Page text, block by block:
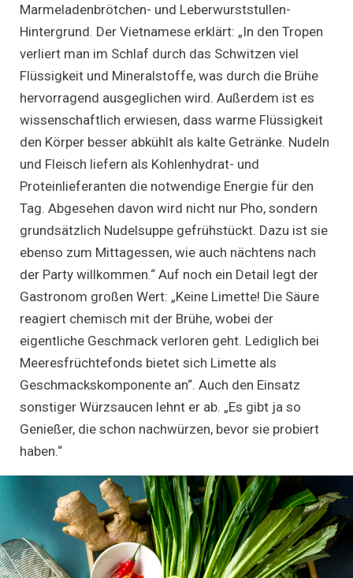
Marmeladenbrötchen- und Leberwurststullen-
Hintergrund. Der Vietnamese erklärt: „In den Tropen
verliert man im Schlaf durch das Schwitzen viel
Flüssigkeit und Mineralstoffe, was durch die Brühe
hervorragend ausgeglichen wird. Außerdem ist es
wissenschaftlich erwiesen, dass warme Flüssigkeit
den Körper besser abkühlt als kalte Getränke. Nudeln
und Fleisch liefern als Kohlenhydrat- und
Proteinlieferanten die notwendige Energie für den
Tag. Abgesehen davon wird nicht nur Pho, sondern
grundsätzlich Nudelsuppe gefrühstückt. Dazu ist sie
ebenso zum Mittagessen, wie auch nächtens nach
der Party willkommen.“ Auf noch ein Detail legt der
Gastronom großen Wert: „Keine Limette! Die Säure
reagiert chemisch mit der Brühe, wobei der
eigentliche Geschmack verloren geht. Lediglich bei
Meeresfrüchtefonds bietet sich Limette als
Geschmackskomponente an“. Auch den Einsatz
sonstiger Würzsaucen lehnt er ab. „Es gibt ja so
Genießer, die schon nachwürzen, bevor sie probiert
haben.“